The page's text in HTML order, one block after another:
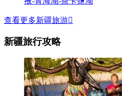
查看更多新疆旅游
新疆旅行攻略